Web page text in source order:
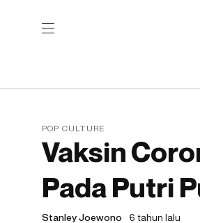
POP CULTURE
Vaksin
Pada Putri
Stanley Joewono 6 tahun lalu